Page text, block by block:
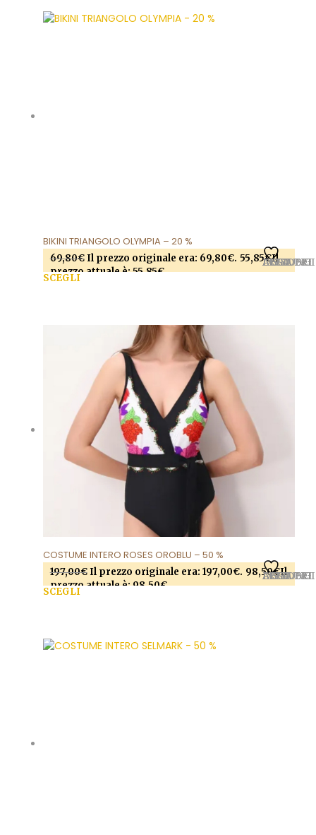
possono essere scelte nella pagina del prodotto
AGGIUNGI ALLA LISTA DEI DESIDERI
BIKINI TRIANGOLO OLYMPIA – 20 %
69,80€ Il prezzo originale era: 69,80€. 55,85€Il
prezzo attuale è: 55,85€.
SCEGLI
possono essere scelte nella pagina del prodotto
AGGIUNGI ALLA LISTA DEI DESIDERI
COSTUME INTERO ROSES OROBLU – 50 %
197,00€ Il prezzo originale era: 197,00€. 98,50€Il
prezzo attuale è: 98,50€.
SCEGLI
possono essere scelte nella pagina del prodotto